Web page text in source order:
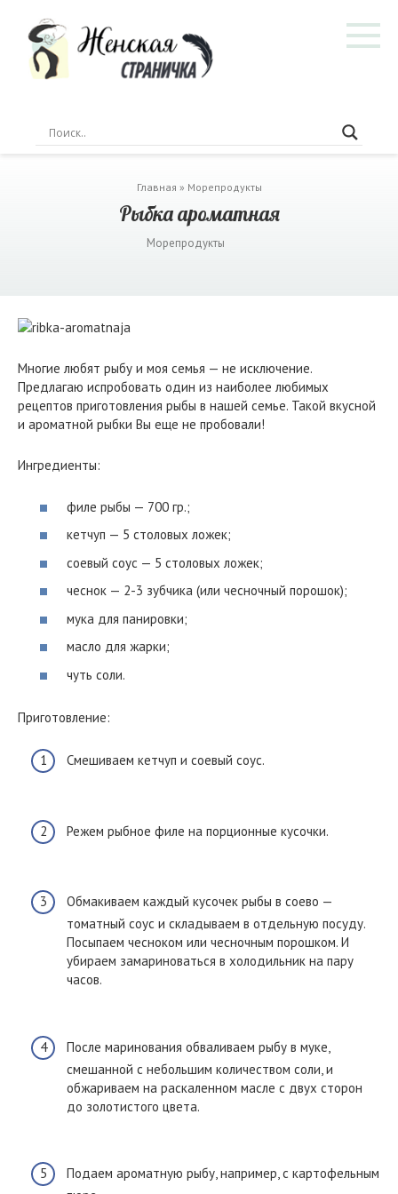
контенту
Главная » Морепродукты
Рыбка ароматная
Морепродукты
Многие любят рыбу и моя семья — не исключение.
Предлагаю испробовать один из наиболее любимых
рецептов приготовления рыбы в нашей семье. Такой вкусной
и ароматной рыбки Вы еще не пробовали!
Ингредиенты:
филе рыбы — 700 гр.;
кетчуп — 5 столовых ложек;
соевый соус — 5 столовых ложек;
чеснок — 2-3 зубчика (или чесночный порошок);
мука для панировки;
масло для жарки;
чуть соли.
Приготовление:
Смешиваем кетчуп и соевый соус.
Режем рыбное филе на порционные кусочки.
Обмакиваем каждый кусочек рыбы в соево —
томатный соус и складываем в отдельную посуду.
Посыпаем чесноком или чесночным порошком. И
убираем замариноваться в холодильник на пару
часов.
После маринования обваливаем рыбу в муке,
смешанной с небольшим количеством соли, и
обжариваем на раскаленном масле с двух сторон
до золотистого цвета.
Подаем ароматную рыбу, например, с картофельным